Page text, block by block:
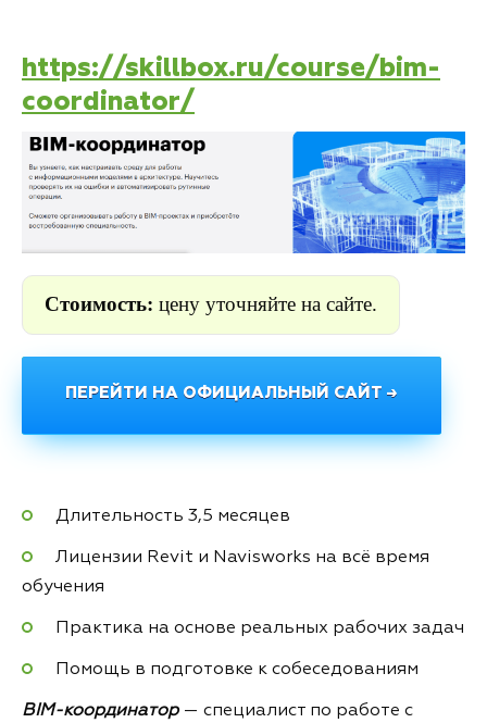
https://skillbox.ru/course/bim-
coordinator/
Стоимость: цену уточняйте на сайте.
ПЕРЕЙТИ НА ОФИЦИАЛЬНЫЙ САЙТ →
Длительность 3,5 месяцев
Лицензии Revit и Navisworks на всё время
обучения
Практика на основе реальных рабочих задач
Помощь в подготовке к собеседованиям
BIM-координатор— специалист по работе с